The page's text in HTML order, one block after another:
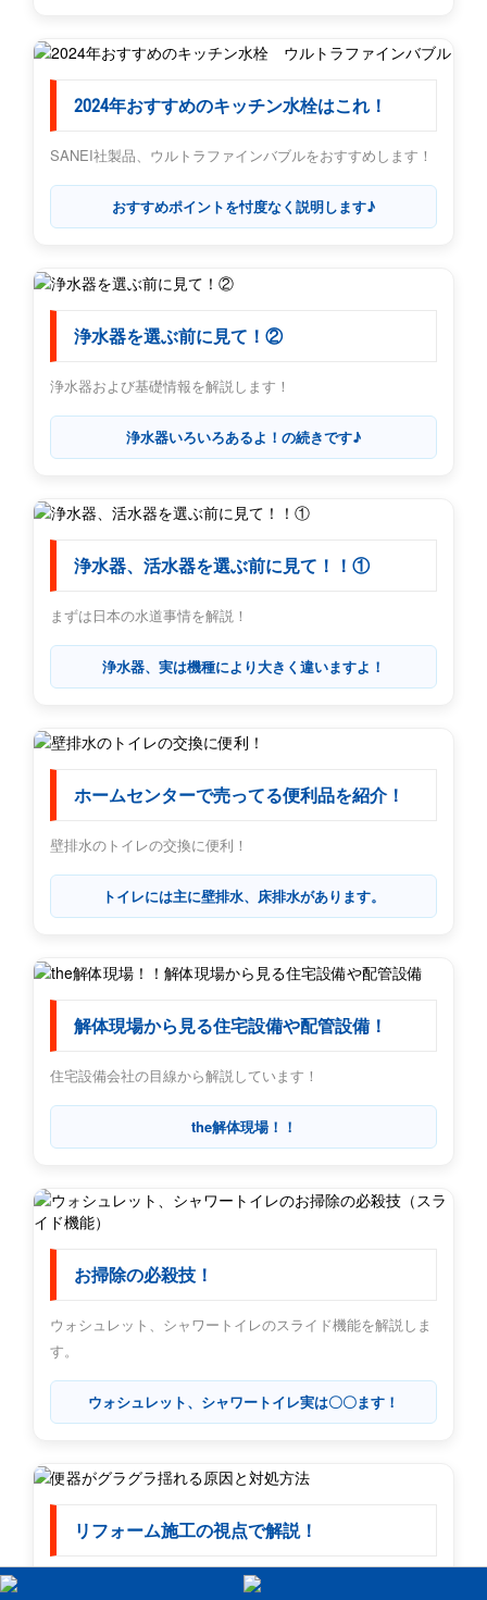
2024年おすすめのキッチン水栓はこれ！
SANEI社製品、ウルトラファインバブルをおすすめします！
おすすめポイントを忖度なく説明します♪
浄水器を選ぶ前に見て！②
浄水器および基礎情報を解説します！
浄水器いろいろあるよ！の続きです♪
浄水器、活水器を選ぶ前に見て！！①
まずは日本の水道事情を解説！
浄水器、実は機種により大きく違いますよ！
ホームセンターで売ってる便利品を紹介！
壁排水のトイレの交換に便利！
トイレには主に壁排水、床排水があります。
解体現場から見る住宅設備や配管設備！
住宅設備会社の目線から解説しています！
the解体現場！！
お掃除の必殺技！
ウォシュレット、シャワートイレのスライド機能を解説しま
す。
ウォシュレット、シャワートイレ実は〇〇ます！
リフォーム施工の視点で解説！
便器がグラグラ揺れる原因と対処方法！